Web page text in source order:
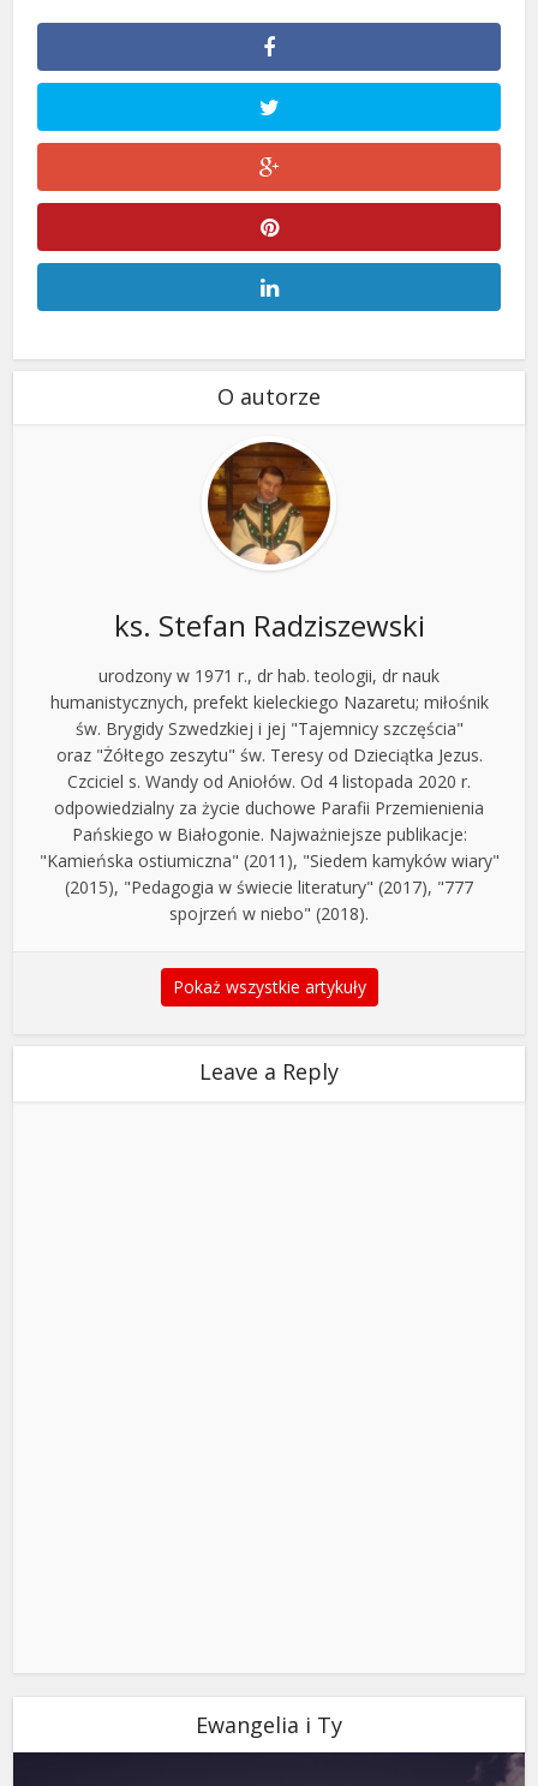
O autorze
ks. Stefan Radziszewski
urodzony w 1971 r., dr hab. teologii, dr nauk
humanistycznych, prefekt kieleckiego Nazaretu; miłośnik
św. Brygidy Szwedzkiej i jej "Tajemnicy szczęścia"
oraz "Żółtego zeszytu" św. Teresy od Dzieciątka Jezus.
Czciciel s. Wandy od Aniołów. Od 4 listopada 2020 r.
odpowiedzialny za życie duchowe Parafii Przemienienia
Pańskiego w Białogonie. Najważniejsze publikacje:
"Kamieńska ostiumiczna" (2011), "Siedem kamyków wiary"
(2015), "Pedagogia w świecie literatury" (2017), "777
spojrzeń w niebo" (2018).
Pokaż wszystkie artykuły
Leave a Reply
Ewangelia i Ty